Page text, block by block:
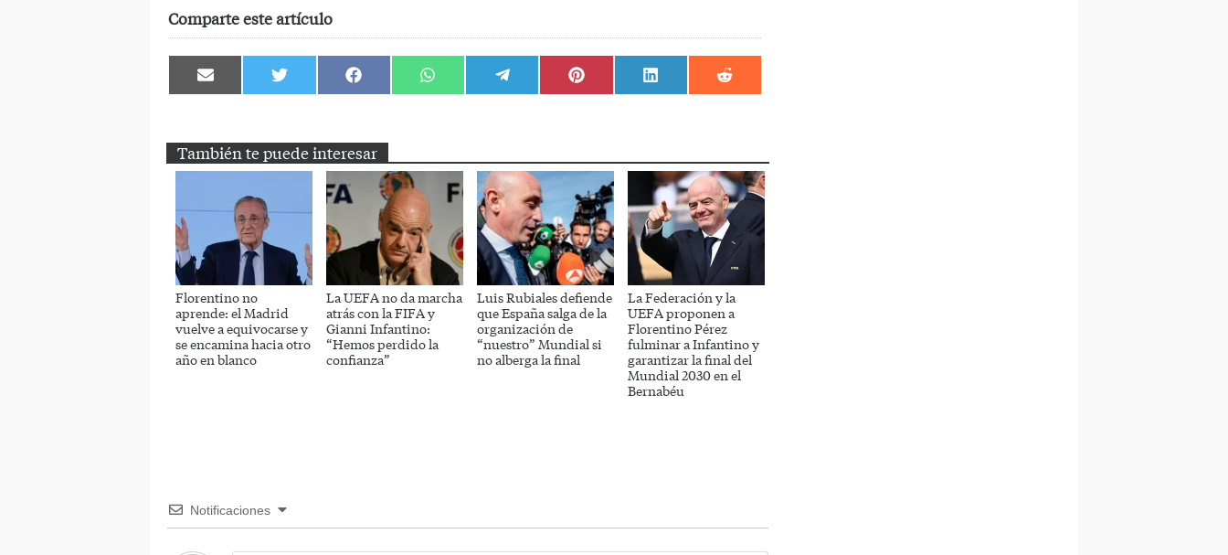
Comparte este artículo
Compartir
en
Compartir
en
Compartir
en
Compartir
en
Compartir
en
Compartir
en
Compartir
en
Compartir
en
También te puede interesar
Florentino no
aprende: el Madrid
vuelve a equivocarse y
se encamina hacia otro
año en blanco
La UEFA no da marcha
atrás con la FIFA y
Gianni Infantino:
“Hemos perdido la
confianza”
Luis Rubiales defiende
que España salga de la
organización de
“nuestro” Mundial si
no alberga la final
La Federación y la
UEFA proponen a
Florentino Pérez
fulminar a Infantino y
garantizar la final del
Mundial 2030 en el
Bernabéu
Notificaciones